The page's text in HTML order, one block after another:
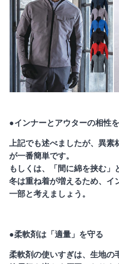
●インナーとアウターの相性
上記でも述べましたが、異
が一番簡単です。
もしくは、「間に綿を挟む」
冬は重ね着が増えるため、イ
一部と考えましょう。
●柔軟剤は「適量」を守る
柔軟剤の使いすぎは、生地の